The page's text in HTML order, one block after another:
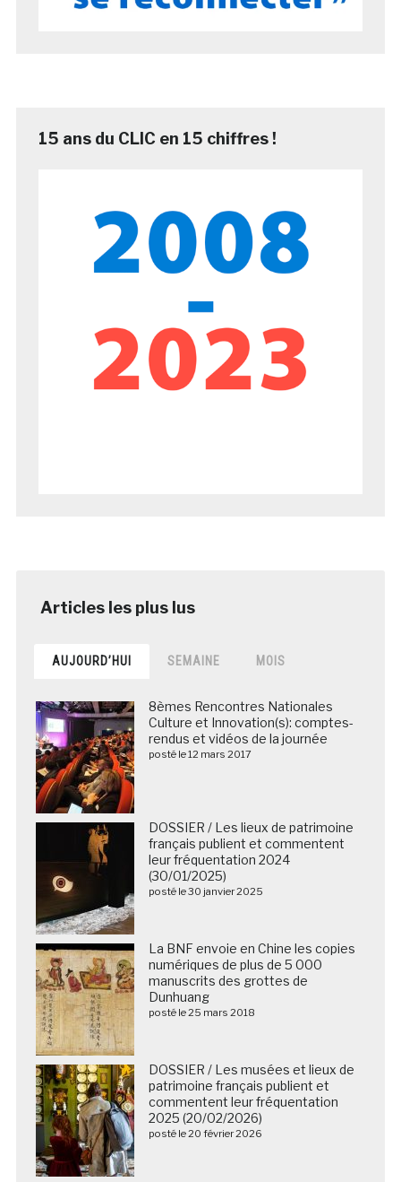
15 ans du CLIC en 15 chiffres !
AUJOURD’HUI SEMAINE MOIS
8èmes Rencontres Nationales
Culture et Innovation(s): comptes-
rendus et vidéos de la journée
posté le 12 mars 2017
DOSSIER / Les lieux de patrimoine
français publient et commentent
leur fréquentation 2024
(30/01/2025)
posté le 30 janvier 2025
La BNF envoie en Chine les copies
numériques de plus de 5 000
manuscrits des grottes de
Dunhuang
posté le 25 mars 2018
DOSSIER / Les musées et lieux de
patrimoine français publient et
commentent leur fréquentation
2025 (20/02/2026)
posté le 20 février 2026